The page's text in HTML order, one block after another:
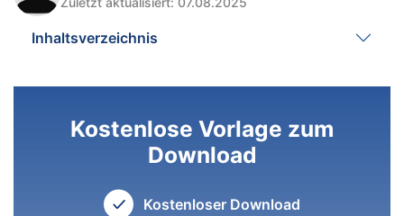
Inhaltsverzeichnis
Kostenlose Vorlage zum
Download
Kostenloser Download